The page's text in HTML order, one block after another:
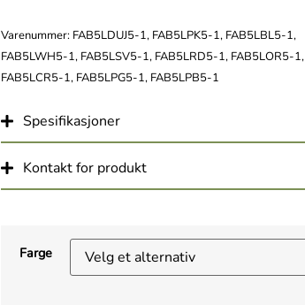
Varenummer: FAB5LDUJ5-1, FAB5LPK5-1, FAB5LBL5-1,
FAB5LWH5-1, FAB5LSV5-1, FAB5LRD5-1, FAB5LOR5-1,
FAB5LCR5-1, FAB5LPG5-1, FAB5LPB5-1
Spesifikasjoner
Kontakt for produkt
Farge